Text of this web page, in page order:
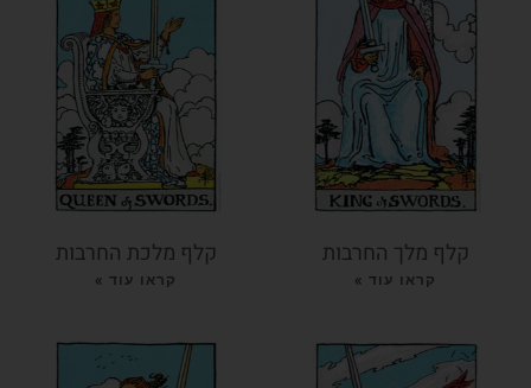
קלף מלך החרבות
קראו עוד »
קלף מלכת החרבות
קראו עוד »